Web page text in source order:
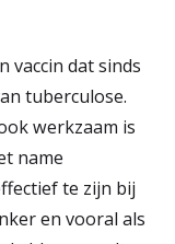
vaccin dat sinds
tuberculose.
werkzaam is
name
te zijn bij
en vooral als